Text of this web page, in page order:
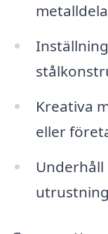
Kreativa
eller
Underhåll